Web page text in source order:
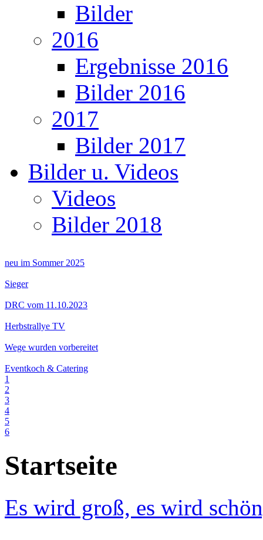
Bilder
2016
Ergebnisse 2016
Bilder 2016
2017
Bilder 2017
Bilder u. Videos
Videos
Bilder 2018
neu im Sommer 2025
Sieger
DRC vom 11.10.2023
Herbstrallye TV
Wege wurden vorbereitet
Eventkoch & Catering
1
2
3
4
5
6
Startseite
Es wird groß, es wird